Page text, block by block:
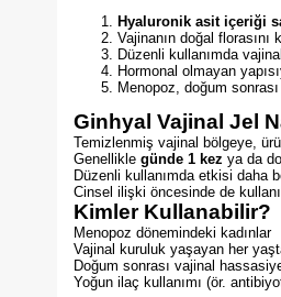
Hyaluronik asit içeriği
Vajinanın doğal
Düzenli kullanımda
Hormonal olmayan
Menopoz, doğum
Ginhyal Vajinal Jel
Temizlenmiş vajinal bölgeye,
Genellikle günde 1 kez ya da
Düzenli kullanımda etkisi daha
Cinsel ilişki öncesinde de
Kimler Kullanabilir?
Menopoz dönemindeki kadınlar
Vajinal kuruluk yaşayan her
Doğum sonrası vajinal
Yoğun ilaç kullanımı (ör.